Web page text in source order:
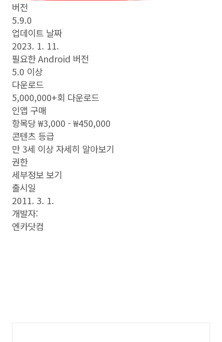
버전
5.9.0
업데이트 날짜
2023. 1. 11.
필요한 Android 버전
5.0 이상
다운로드
5,000,000+회 다운로드
인앱 구매
항목당 ₩3,000 - ₩450,000
콘텐츠 등급
만 3세 이상 자세히 알아보기
권한
세부정보 보기
출시일
2011. 3. 1.
개발자:
엔카닷컴